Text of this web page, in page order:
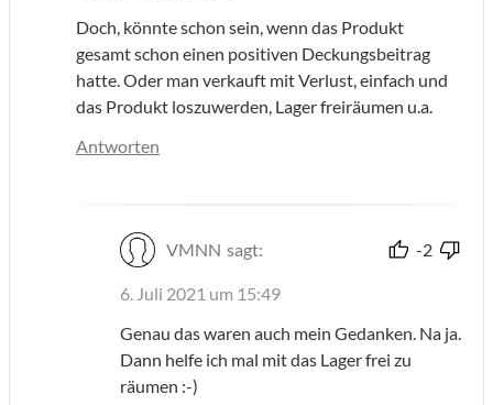
Doch, könnte schon sein, wenn das Produkt
gesamt schon einen positiven Deckungsbeitrag
hatte. Oder man verkauft mit Verlust, einfach und
das Produkt loszuwerden, Lager freiräumen u.a.
Antworten
VMNN sagt: -2
6. Juli 2021 um 15:49
Genau das waren auch mein Gedanken. Na ja.
Dann helfe ich mal mit das Lager frei zu
räumen :-)